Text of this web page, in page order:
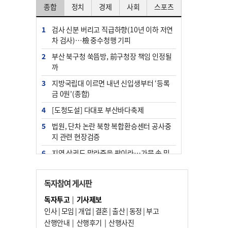
종합 정치 경제 사회 스포츠
1
검사 신분 버리고 직급하향(10년 이하 저연
차 검사)…檢 중수청행 기피
2
부산 북구청 쑥뜸방, 前구청장 책임 인정될
까
3
지방국립대 이르면 내년 신입생부터 ‘등록
금 0원’(종합)
4
[도청도설] 다대포 부산바다축제
5
법원, 단차 논란 북항 복합환승센터 공사중
지 관련 현장검증
6
지역 상권도 말라죽을 판이라…가뭄 속 밀
7
통영시민 추석 전 35만 원 받는다
8
부산 철강공장 50대 노동자 추락사
9
국힘 부산시당, ‘정이한 조력’ 시의원 윤리
위에…‘한동훈 지지’도 신고접수
독자참여 게시판
독자투고| 기사제보
인사|모임 | 개업 | 결혼|출산|동정 |부고
산행안내 | 산행후기 | 산행사진